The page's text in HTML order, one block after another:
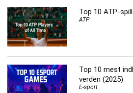
Top 10 ATP-
ATP
Top 10 mest
verden (2025)
E-sport